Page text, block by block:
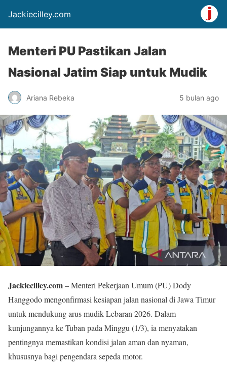
Jackiecilley.com
Menteri PU Pastikan Jalan
Nasional Jatim Siap untuk Mudik
Ariana Rebeka 5 bulan ago
Jackiecilley.com– Menteri Pekerjaan Umum (PU) Dody
Hanggodo mengonfirmasi kesiapan jalan nasional di Jawa Timur
untuk mendukung arus mudik Lebaran 2026. Dalam
kunjungannya ke Tuban pada Minggu (1/3), ia menyatakan
pentingnya memastikan kondisi jalan aman dan nyaman,
khususnya bagi pengendara sepeda motor.